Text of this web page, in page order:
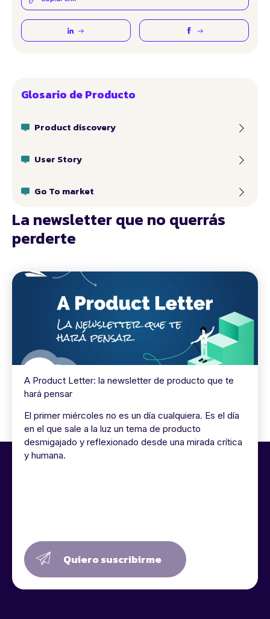
Glosario de Producto
Product discovery
User Story
Go To market
La newsletter que no querrás
perderte
A Product Letter: la newsletter de producto que te
hará pensar
El primer miércoles no es un día cualquiera. Es el día
en el que sale a la luz un tema de producto
desmigajado y reflexionado desde una mirada crítica
y humana.
Quiero suscribirme